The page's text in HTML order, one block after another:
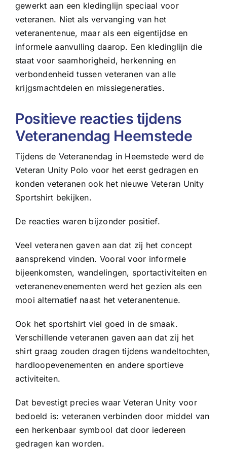
gewerkt aan een kledinglijn speciaal voor
veteranen. Niet als vervanging van het
veteranentenue, maar als een eigentijdse en
informele aanvulling daarop. Een kledinglijn die
staat voor saamhorigheid, herkenning en
verbondenheid tussen veteranen van alle
krijgsmachtdelen en missiegeneraties.
Positieve reacties tijdens
Veteranendag Heemstede
Tijdens de Veteranendag in Heemstede werd de
Veteran Unity Polo voor het eerst gedragen en
konden veteranen ook het nieuwe Veteran Unity
Sportshirt bekijken.
De reacties waren bijzonder positief.
Veel veteranen gaven aan dat zij het concept
aansprekend vinden. Vooral voor informele
bijeenkomsten, wandelingen, sportactiviteiten en
veteranenevenementen werd het gezien als een
mooi alternatief naast het veteranentenue.
Ook het sportshirt viel goed in de smaak.
Verschillende veteranen gaven aan dat zij het
shirt graag zouden dragen tijdens wandeltochten,
hardloopevenementen en andere sportieve
activiteiten.
Dat bevestigt precies waar Veteran Unity voor
bedoeld is: veteranen verbinden door middel van
een herkenbaar symbool dat door iedereen
gedragen kan worden.